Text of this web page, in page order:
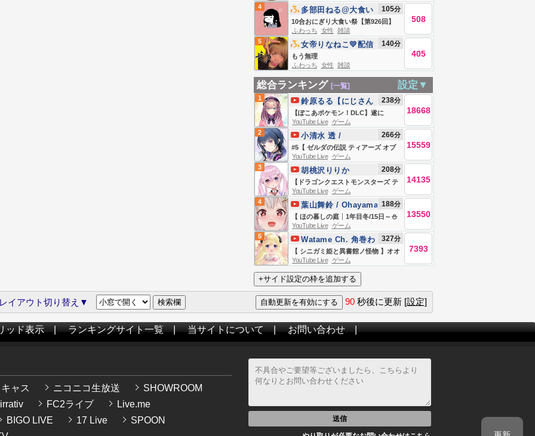
4
10合おにぎり大食い祭【第926回】
多部田ねる@大食い 105分
508
ふわっち 女性 雑談
5
もう無理
女帝りなねこ💛配信
復活
140分
405
ふわっち 女性 雑談
総合ランキング [一覧] 設定▼
1
【ぽこあポケモン！DLC】遂に
ッ！！来たッ！！あそぼおおおおお
おお！！！ 【にじさんじ/鈴原る
る】
鈴原るる【にじさん
じ所属】
238分
18668
YouTube Live ゲーム
2
#5【 ゼルダの伝説 ティアーズ オブ
ザ キングダム 】完全初見プレイ！探
索がやめられない～😭【小清水 透 /
にじさんじ】
小清水 透 /
Koshimizu
Toru【にじさんじ】
266分
15559
YouTube Live ゲーム
3
【ドラゴンクエストモンスターズ テ
リーのワンダーランド3D】めざせタ
イジュ代表！マスターランクあげる
ぞ！※ネタバレ注意【胡桃沢りり
か】
胡桃沢りりか 208分
14135
YouTube Live ゲーム
4
【 ほの暮しの庭┊︎1年目冬/15日～⛄
】少し不穏なスローライフ！？王覇
山、入村😨。（ 暮らし、ときどき、
―― ）【 にじさんじ┊︎葉山舞鈴┊︎※
葉山舞鈴 / Ohayama
Ch.
188分
13550
YouTube Live ゲーム
5
【 シニガミ姫と異書館ノ怪物 】オオ
カミ姫役のわため、初プレイ！！
#2【角巻わため/ホロライブ４期生】
※ネタバレあり
Watame Ch. 角巻わ
ため
327分
7393
YouTube Live ゲーム
イアウト切り替え▼ 90 秒後に更新 [設定]
ッド表示|ランキングサイト一覧|当サイトについて|お問い合わせ|
ャス ニコニコ生放送
SHOWROOM
FC2ライブ
Live.me
BIGO LIVE
17 Live
SPOON
送信